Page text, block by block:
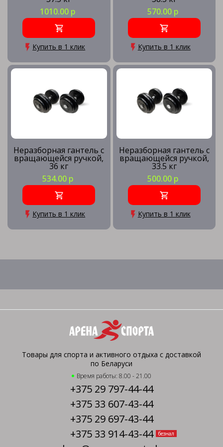
1010.00 р
Купить в 1 клик
570.00 р
Купить в 1 клик
Неразборная гантель c
вращающейся ручкой,
36 кг
534.00 р
Купить в 1 клик
Неразборная гантель c
вращающейся ручкой,
33.5 кг
500.00 р
Купить в 1 клик
Товары для спорта и активного отдыха с доставкой
по Беларуси
Время работы: 8.00 - 21.00
+375 29 797-44-44
+375 33 607-43-44
+375 29 697-43-44
+375 33 914-43-44
безнал